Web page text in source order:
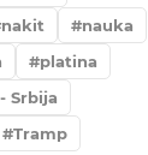
nakit
nauka
platina
Srbija
Tramp